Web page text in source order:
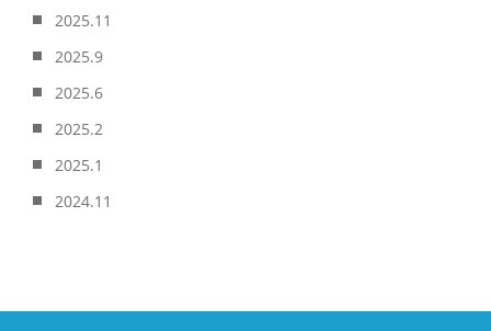
2025.11
2025.9
2025.6
2025.2
2025.1
2024.11